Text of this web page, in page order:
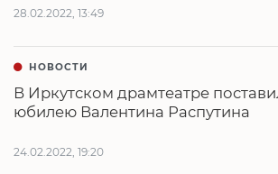
28.02.2022, 13:49
НОВОСТИ
В Иркутском драмтеатре
юбилею Валентина Распутина
24.02.2022, 19:20